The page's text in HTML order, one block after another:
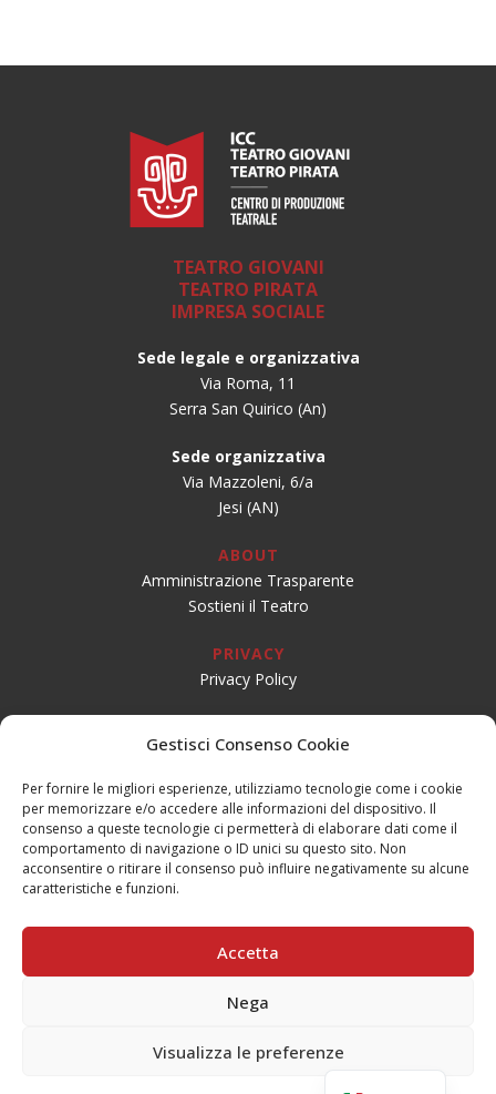
Gestisci Consenso Cookie
Per fornire le migliori esperienze, utilizziamo tecnologie come i cookie
per memorizzare e/o accedere alle informazioni del dispositivo. Il
consenso a queste tecnologie ci permetterà di elaborare dati come il
comportamento di navigazione o ID unici su questo sito. Non
acconsentire o ritirare il consenso può influire negativamente su alcune
caratteristiche e funzioni.
Accetta
Nega
Visualizza le preferenze
TEATRO GIOVANI
TEATRO PIRATA
IMPRESA SOCIALE
Sede legale e organizzativa
Via Roma, 11
Serra San Quirico (An)
Sede organizzativa
Via Mazzoleni, 6/a
Jesi (AN)
ABOUT
Amministrazione Trasparente
Sostieni il Teatro
PRIVACY
Privacy Policy
CONTATTI
Email:info@teatrogiovaniteatropirata.it
PEC:atg@pec.teatrogiovani.com
Mobile: 334.1684688
Sede Serra San Quirico
Mobile: 340.1701008